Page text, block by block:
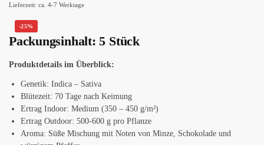
Lieferzeit: ca. 4-7 Werktage
-25%
Packungsinhalt:5 Stück
Produktdetails im Überblick:
Genetik: Indica – Sativa
Blütezeit: 70 Tage nach Keimung
Ertrag Indoor: Medium (350 – 450 g/m²)
Ertrag Outdoor: 500-600 g pro Pflanze
Aroma: Süße Mischung mit Noten von Minze, Schokolade und